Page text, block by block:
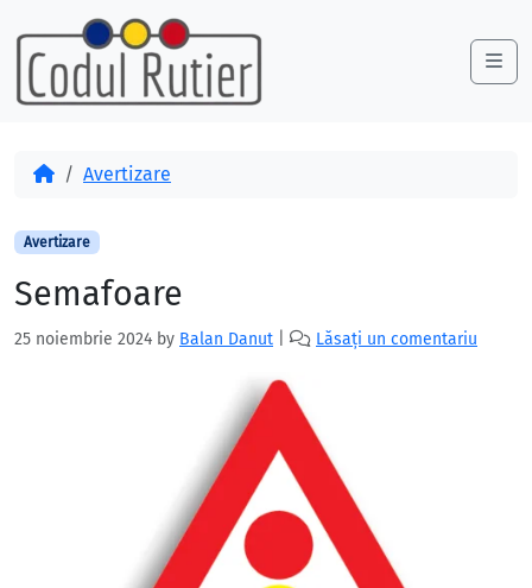
Skip to content
Skip to footer
AcasăAvertizare
Avertizare
Semafoare
25 noiembrie 2024 by Balan Danut Lăsați un comentariu